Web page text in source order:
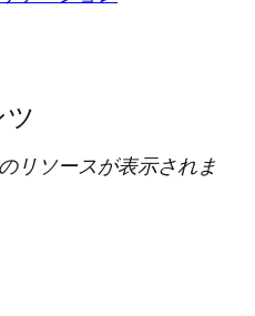
リソースが表示されま